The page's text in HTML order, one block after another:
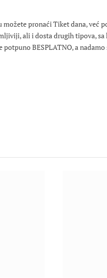
možete pronaći Tiket dana, već
ali i dosta drugih tipova,
potpuno BESPLATNO, a